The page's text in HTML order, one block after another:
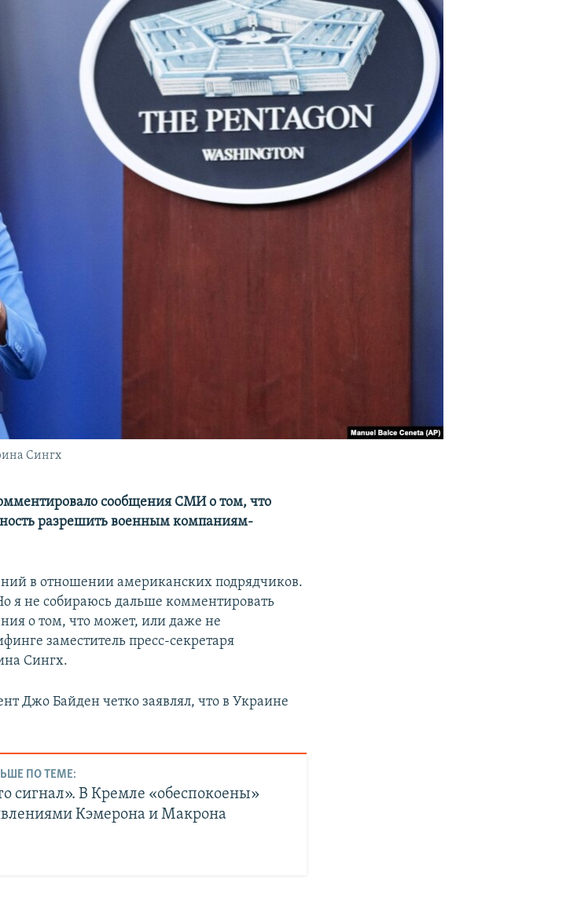
Сингх
сообщения СМИ о том, что
разрешить военным компаниям-
в отношении американских подрядчиков.
я не собираюсь дальше комментировать
о том, что может, или даже не
заместитель пресс-секретаря
Сингх.
Джо Байден четко заявлял, что в Украине
ПО ТЕМЕ:
сигнал». В Кремле «обеспокоены»
Кэмерона и Макрона